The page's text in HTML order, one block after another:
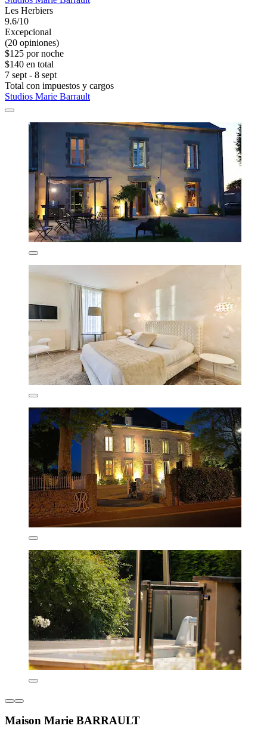
Les Herbiers
9.6/10
Excepcional
(20 opiniones)
$125 por noche
$140 en total
7 sept - 8 sept
Total con impuestos y cargos
Studios Marie Barrault
Maison Marie BARRAULT